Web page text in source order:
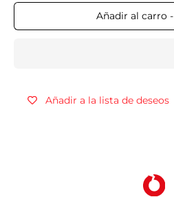
Añadir al carro -
Añadir a la lista de deseos